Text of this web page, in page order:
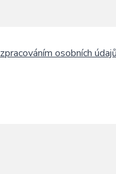
zpracováním osobních